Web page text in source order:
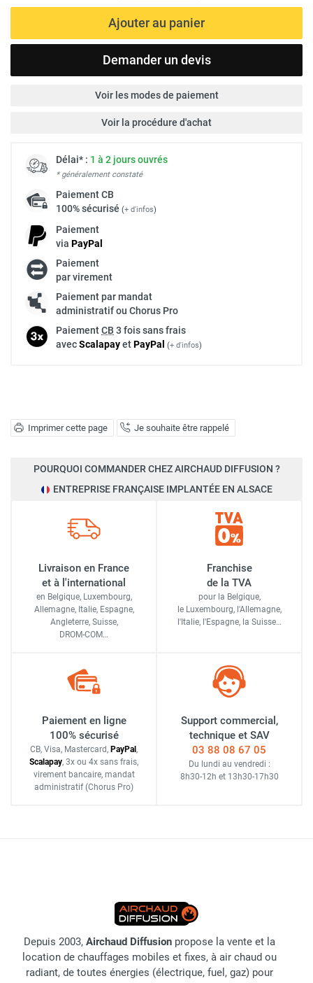
Imprimer cette page Je souhaite être rappelé
Ajouter au panier
Demander un devis
Voir les modes de paiement
Voir la procédure d'achat
Délai* : 1 à 2 jours ouvrés
* généralement constaté
PaiementCB
100% sécurisé (+ d'infos)
Paiement
via PayPal
Paiement
par virement
Paiement par mandat
administratif ou Chorus Pro
PaiementCB 3 fois sans frais
avecScalapayetPayPal (+ d'infos)
POURQUOI COMMANDER CHEZ AIRCHAUD DIFFUSION ?
ENTREPRISE FRANÇAISE IMPLANTÉE EN ALSACE
Livraison en France
et à l'international
en Belgique, Luxembourg,
Allemagne, Italie, Espagne,
Angleterre, Suisse,
DROM-COM…
Franchise
de la TVA
pour la Belgique,
le Luxembourg, l'Allemagne,
l'Italie, l'Espagne, la Suisse…
Paiement en ligne
100% sécurisé
CB, Visa, Mastercard, PayPal ,
Scalapay, 3x ou 4x sans frais,
virement bancaire, mandat
administratif (Chorus Pro)
Support commercial,
technique et SAV
03 88 08 67 05
Du lundi au vendredi :
8h30-12h et 13h30-17h30
Depuis 2003, Airchaud Diffusion propose la vente et la
location de chauffages mobiles et fixes, à air chaud ou
radiant, de toutes énergies (électrique, fuel, gaz) pour